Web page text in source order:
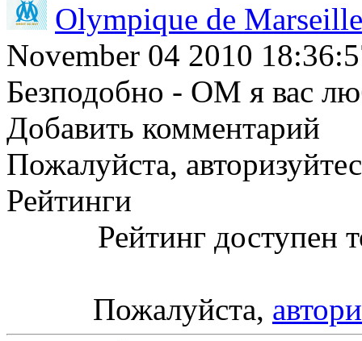
Olympique de Marseille
November 04 2010
Безподобно - ОМ я вас
Добавить комментарий
Пожалуйста,
Рейтинги
Рейтинг доступен
Пожалуйста,